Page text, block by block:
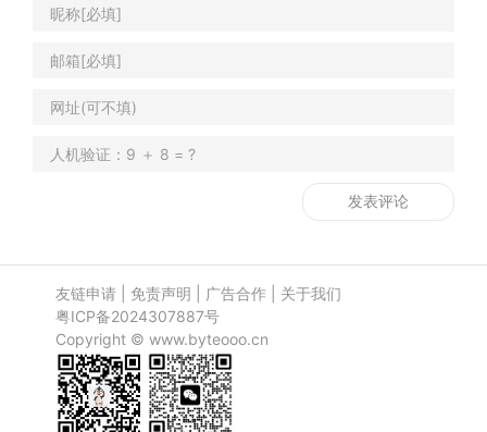
友链申请| 免责声明 广告合作| 关于我们
粤ICP备2024307887号
Copyright © www.byteooo.cn